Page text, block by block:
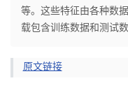
人
我
等。这些特征由各种数
载包含训练数据和测试
原文链接